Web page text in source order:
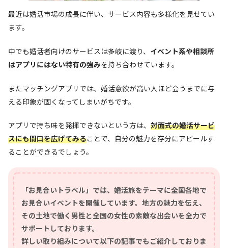
最近は婚活市場の成長に伴い、サービス内容も多様化を見せてい
ます。
中でも婚活者向けのサービスは多岐に渡り、 イベント系や相談所
はアプリにはない特有の強みを持ち合わせています。
またマッチングアプリでは、婚活意欲が高い人ほど会うまでに与
える印象が固くなってしまいがちです。
アプリで持ち味を発揮できないという方は、 対面式の婚活サービ
スにも間口を広げてみることで、自分の魅力を存分にアピールす
ることができるでしょう。
「お見合いトラベル」では、婚活旅をテーマに全国各地で
お見合いイベントを開催しています。地方の魅力を伝え、
その土地で働く男性と全国の女性の素敵な出会いを全力で
サポートしております。
詳しい取り組みについて以下の記事でもご紹介しておりま